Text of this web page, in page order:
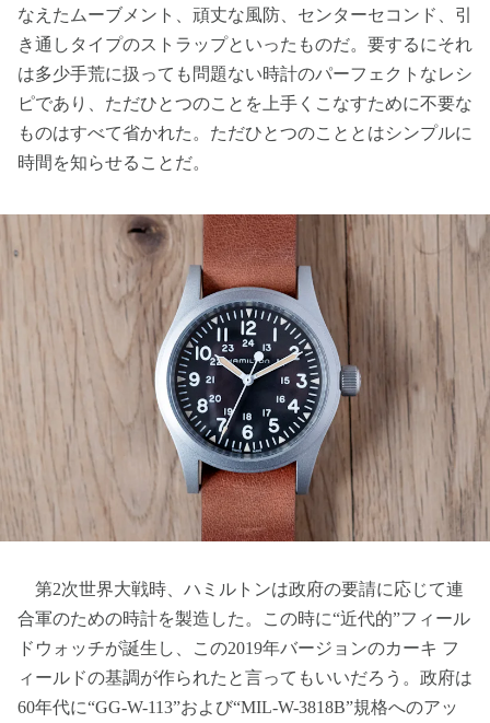
なえたムーブメント、頑丈な風防、センターセコンド、引
き通しタイプのストラップといったものだ。要するにそれ
は多少手荒に扱っても問題ない時計のパーフェクトなレシ
ピであり、ただひとつのことを上手くこなすために不要な
ものはすべて省かれた。ただひとつのこととはシンプルに
時間を知らせることだ。
第2次世界大戦時、ハミルトンは政府の要請に応じて連
合軍のための時計を製造した。この時に“近代的”フィール
ドウォッチが誕生し、この2019年バージョンのカーキ フ
ィールドの基調が作られたと言ってもいいだろう。政府は
60年代に“GG-W-113”および“MIL-W-3818B”規格へのアッ